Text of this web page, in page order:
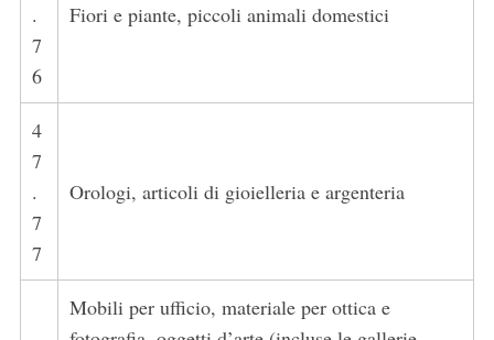
.
7
6
Fiori e piante, piccoli animali domestici
4
7
.
7
7
Orologi, articoli di gioielleria e argenteria
Mobili per ufficio, materiale per ottica e